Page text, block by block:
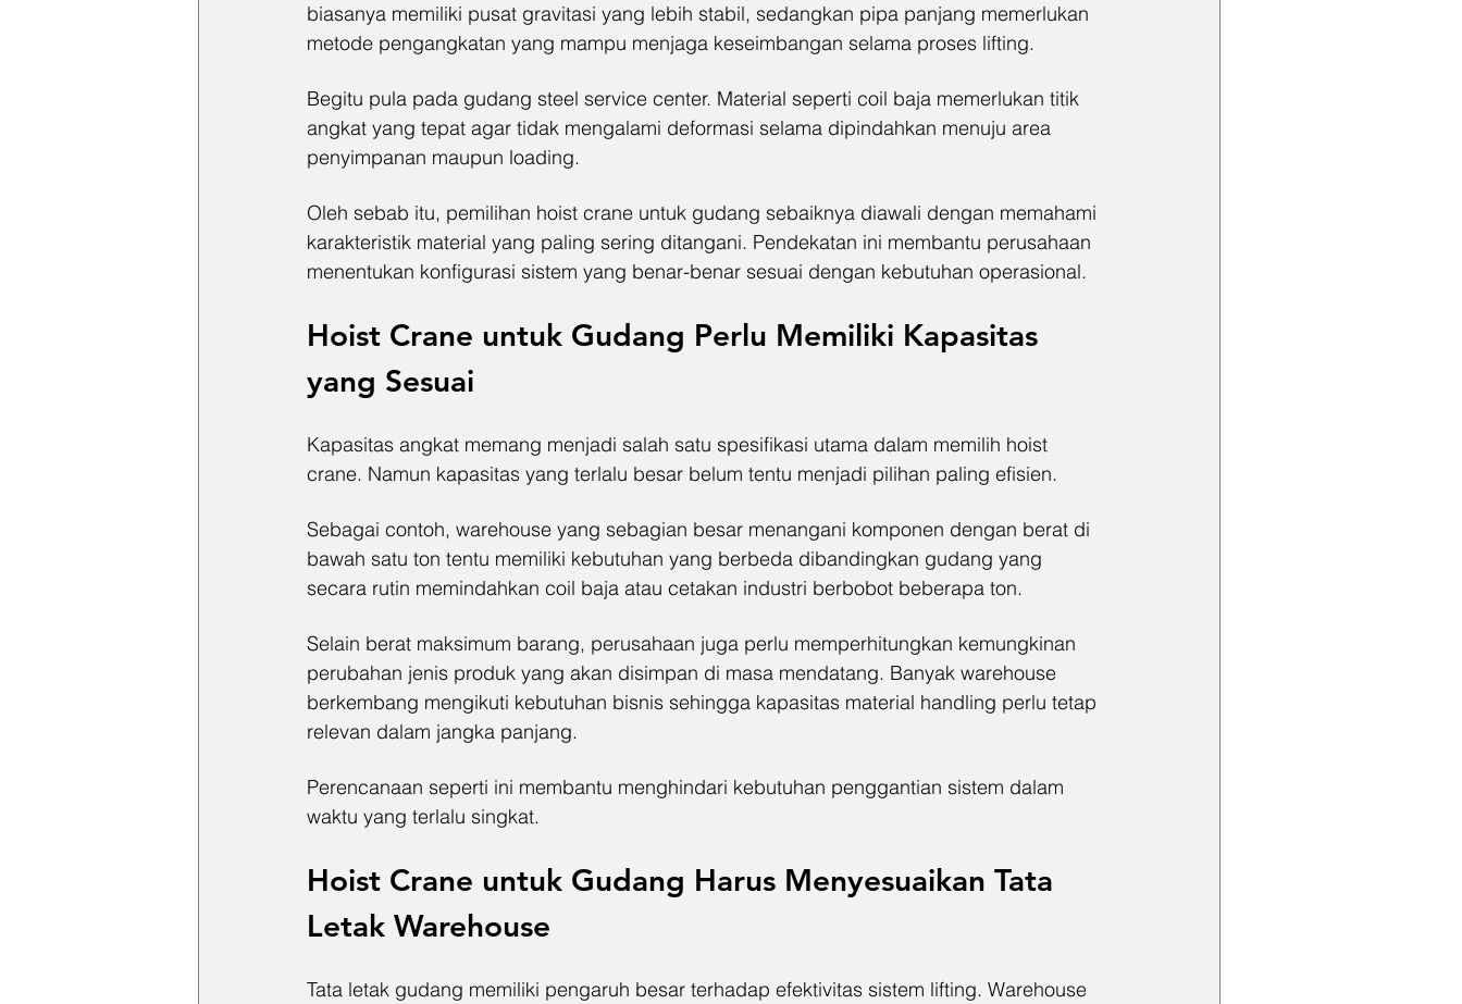
biasanya memiliki pusat gravitasi yang lebih stabil, sedangkan pipa panjang memerlukan
metode pengangkatan yang mampu menjaga keseimbangan selama proses lifting.
Begitu pula pada gudang steel service center. Material seperti coil baja memerlukan titik
angkat yang tepat agar tidak mengalami deformasi selama dipindahkan menuju area
penyimpanan maupun loading.
Oleh sebab itu, pemilihan hoist crane untuk gudang sebaiknya diawali dengan memahami
karakteristik material yang paling sering ditangani. Pendekatan ini membantu perusahaan
menentukan konfigurasi sistem yang benar-benar sesuai dengan kebutuhan operasional.
Hoist Crane untuk Gudang Perlu Memiliki Kapasitas
yang Sesuai
Kapasitas angkat memang menjadi salah satu spesifikasi utama dalam memilih hoist
crane. Namun kapasitas yang terlalu besar belum tentu menjadi pilihan paling efisien.
Sebagai contoh, warehouse yang sebagian besar menangani komponen dengan berat di
bawah satu ton tentu memiliki kebutuhan yang berbeda dibandingkan gudang yang
secara rutin memindahkan coil baja atau cetakan industri berbobot beberapa ton.
Selain berat maksimum barang, perusahaan juga perlu memperhitungkan kemungkinan
perubahan jenis produk yang akan disimpan di masa mendatang. Banyak warehouse
berkembang mengikuti kebutuhan bisnis sehingga kapasitas material handling perlu tetap
relevan dalam jangka panjang.
Perencanaan seperti ini membantu menghindari kebutuhan penggantian sistem dalam
waktu yang terlalu singkat.
Hoist Crane untuk Gudang Harus Menyesuaikan Tata
Letak Warehouse
Tata letak gudang memiliki pengaruh besar terhadap efektivitas sistem lifting. Warehouse